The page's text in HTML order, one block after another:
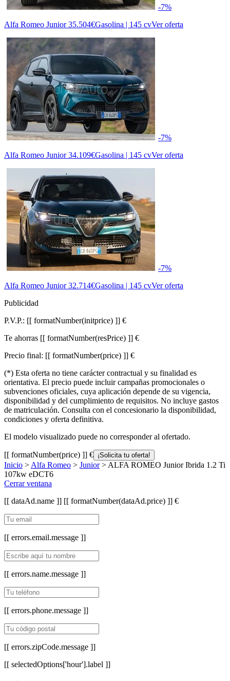
-7%
Alfa Romeo Junior35.504€Gasolina | 145 cvVer oferta
-7%
Alfa Romeo Junior34.109€Gasolina | 145 cvVer oferta
-7%
Alfa Romeo Junior32.714€Gasolina | 145 cvVer oferta
Publicidad
P.V.P.: [[ formatNumber(initprice) ]] €
Te ahorras [[ formatNumber(resPrice) ]] €
Precio final: [[ formatNumber(price) ]] €
(*) Esta oferta no tiene carácter contractual y su finalidad es
orientativa. El precio puede incluir campañas promocionales o
subvenciones oficiales, cuya aplicación depende de su vigencia,
disponibilidad y del cumplimiento de requisitos. No incluye gastos
de matriculación. Consulta con el concesionario la disponibilidad,
condiciones y oferta definitiva.
El modelo visualizado puede no corresponder al ofertado.
[[ formatNumber(price) ]] € ¡Solicita tu oferta!
Inicio > Alfa Romeo > Junior> ALFA ROMEO Junior Ibrida 1.2 Ti
107kw eDCT6
Cerrar ventana
[[ dataAd.name ]] [[ formatNumber(dataAd.price) ]] €
[[ errors.email.message ]]
[[ errors.name.message ]]
[[ errors.phone.message ]]
[[ errors.zipCode.message ]]
[[ selectedOptions['hour'].label ]]